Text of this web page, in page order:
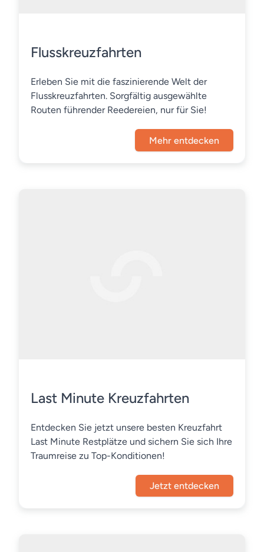
Flusskreuzfahrten
Erleben Sie mit die faszinierende Welt der
Flusskreuzfahrten. Sorgfältig ausgewählte
Routen führender Reedereien, nur für Sie!
Mehr entdecken
Last Minute Kreuzfahrten
Entdecken Sie jetzt unsere besten Kreuzfahrt
Last Minute Restplätze und sichern Sie sich Ihre
Traumreise zu Top-Konditionen!
Jetzt entdecken